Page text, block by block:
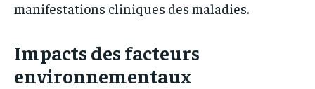
manifestations cliniques des maladies.
Impacts des facteurs
environnementaux